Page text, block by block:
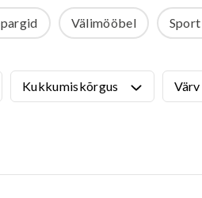
(rattapargid)
Välimööbel
Kukkumiskõrgus
Värv